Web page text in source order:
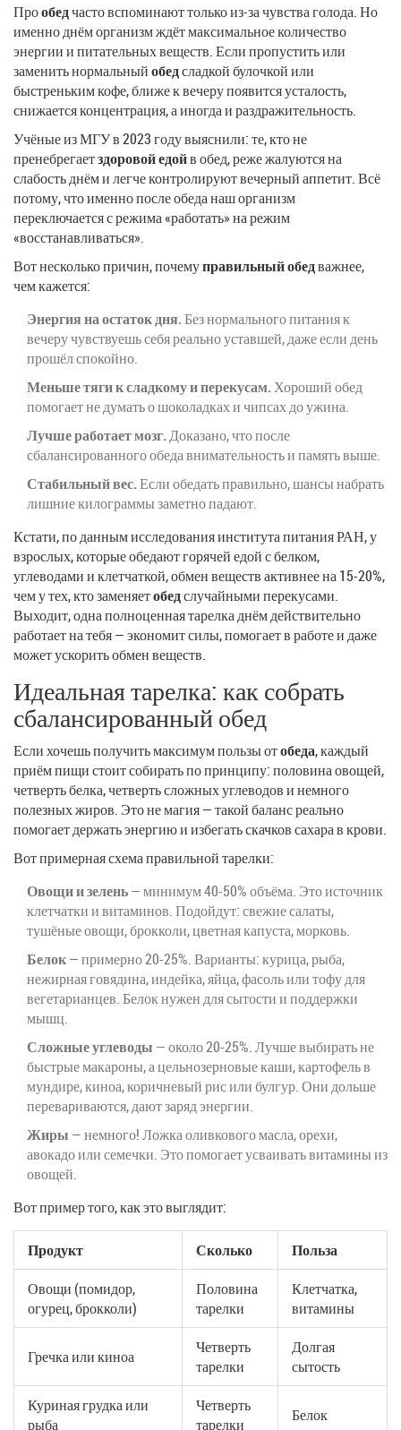
Прообедчасто вспоминают только из-за чувства голода. Но
именно днём организм ждёт максимальное количество
энергии и питательных веществ. Если пропустить или
заменить нормальныйобедсладкой булочкой или
быстреньким кофе, ближе к вечеру появится усталость,
снижается концентрация, а иногда и раздражительность.
Учёные из МГУ в 2023 году выяснили: те, кто не
пренебрегаетздоровой едойв обед, реже жалуются на
слабость днём и легче контролируют вечерный аппетит. Всё
потому, что именно после обеда наш организм
переключается с режима «работать» на режим
«восстанавливаться».
Вот несколько причин, почемуправильный обедважнее,
чем кажется:
Энергия на остаток дня.Без нормального питания к
вечеру чувствуешь себя реально уставшей, даже если день
прошёл спокойно.
Меньше тяги к сладкому и перекусам.Хороший обед
помогает не думать о шоколадках и чипсах до ужина.
Лучше работает мозг.Доказано, что после
сбалансированного обеда внимательность и память выше.
Стабильный вес.Если обедать правильно, шансы набрать
лишние килограммы заметно падают.
Кстати, по данным исследования института питания РАН, у
взрослых, которые обедают горячей едой с белком,
углеводами и клетчаткой, обмен веществ активнее на 15-20%,
чем у тех, кто заменяетобедслучайными перекусами.
Выходит, одна полноценная тарелка днём действительно
работает на тебя — экономит силы, помогает в работе и даже
может ускорить обмен веществ.
Идеальная тарелка: как собрать
сбалансированный обед
Если хочешь получить максимум пользы отобеда, каждый
приём пищи стоит собирать по принципу: половина овощей,
четверть белка, четверть сложных углеводов и немного
полезных жиров. Это не магия — такой баланс реально
помогает держать энергию и избегать скачков сахара в крови.
Вот примерная схема правильной тарелки:
Овощи и зелень— минимум 40-50% объёма. Это источник
клетчатки и витаминов. Подойдут: свежие салаты,
тушёные овощи, брокколи, цветная капуста, морковь.
Белок— примерно 20-25%. Варианты: курица, рыба,
нежирная говядина, индейка, яйца, фасоль или тофу для
вегетарианцев. Белок нужен для сытости и поддержки
мышц.
Сложные углеводы — около 20-25%. Лучше выбирать не
быстрые макароны, а цельнозерновые каши, картофель в
мундире, киноа, коричневый рис или булгур. Они дольше
перевариваются, дают заряд энергии.
Жиры — немного! Ложка оливкового масла, орехи,
авокадо или семечки. Это помогает усваивать витамины из
овощей.
Вот пример того, как это выглядит:
Продукт Сколько
Польза
Овощи (помидор,
огурец, брокколи)
Половина
тарелки
Клетчатка,
витамины
Гречка или киноа
Четверть
тарелки
Долгая
сытость
Куриная грудка или
рыба
Четверть
тарелки
Белок